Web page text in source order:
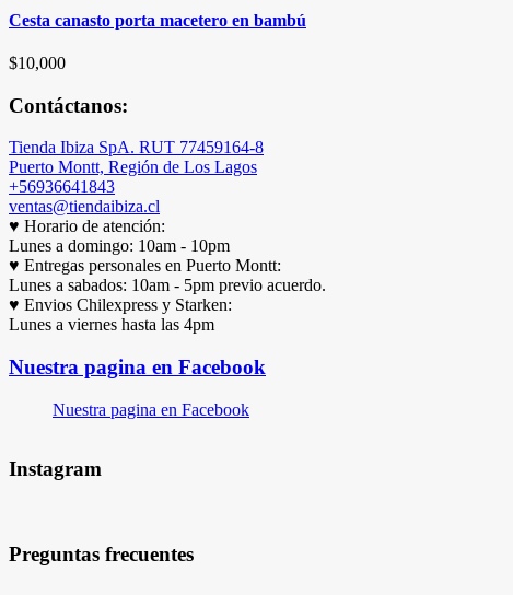
Cesta canasto porta macetero en bambú
$10,000
Contáctanos:
Tienda Ibiza SpA. RUT 77459164-8
Puerto Montt, Región de Los Lagos
+56936641843
ventas@tiendaibiza.cl
♥ Horario de atención:
Lunes a domingo: 10am - 10pm
♥ Entregas personales en Puerto Montt:
Lunes a sabados: 10am - 5pm previo acuerdo.
♥ Envios Chilexpress y Starken:
Lunes a viernes hasta las 4pm
Nuestra pagina en Facebook
Nuestra pagina en Facebook
Instagram
Preguntas frecuentes